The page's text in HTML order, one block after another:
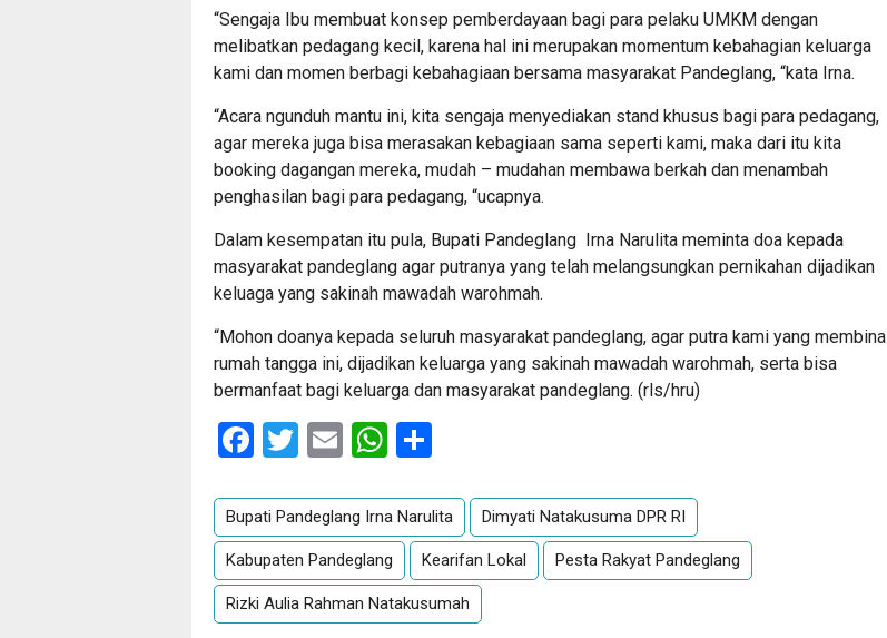
“Sengaja Ibu membuat konsep pemberdayaan bagi para pelaku UMKM dengan
melibatkan pedagang kecil, karena hal ini merupakan momentum kebahagian keluarga
kami dan momen berbagi kebahagiaan bersama masyarakat Pandeglang, “kata Irna.
“Acara ngunduh mantu ini, kita sengaja menyediakan stand khusus bagi para pedagang,
agar mereka juga bisa merasakan kebagiaan sama seperti kami, maka dari itu kita
booking dagangan mereka, mudah – mudahan membawa berkah dan menambah
penghasilan bagi para pedagang, “ucapnya.
Dalam kesempatan itu pula, Bupati Pandeglang Irna Narulita meminta doa kepada
masyarakat pandeglang agar putranya yang telah melangsungkan pernikahan dijadikan
keluaga yang sakinah mawadah warohmah.
“Mohon doanya kepada seluruh masyarakat pandeglang, agar putra kami yang membina
rumah tangga ini, dijadikan keluarga yang sakinah mawadah warohmah, serta bisa
bermanfaat bagi keluarga dan masyarakat pandeglang. (rls/hru)
Facebook
Twitter
EmailWhatsApp
Bupati Pandeglang Irna Narulita Dimyati Natakusuma DPR RI
Kabupaten Pandeglang Kearifan Lokal Pesta Rakyat Pandeglang
Rizki Aulia Rahman Natakusumah